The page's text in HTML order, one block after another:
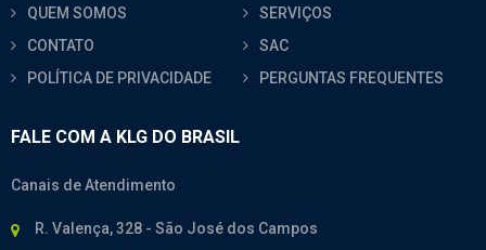
QUEM SOMOS
SERVIÇOS
CONTATO
SAC
POLÍTICA DE PRIVACIDADE
PERGUNTAS FREQUENTES
FALE COM A KLG DO BRASIL
Canais de Atendimento
R. Valença, 328 - São José dos Campos